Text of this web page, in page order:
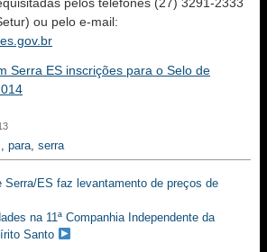
ou pelo e-mail:
Serra ES inscrições para o Selo de
, para, serra
Serra/ES faz levantamento de preços de
na 11ª Companhia Independente da
Santo